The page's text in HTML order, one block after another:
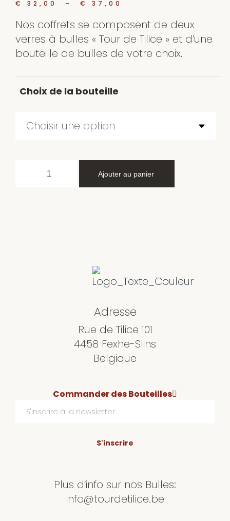
€ 32,00 – € 37,00
Nos coffrets se composent de deux
verres à bulles « Tour de Tilice » et d’une
bouteille de bulles de votre choix.
Choix de la bouteille
Ajouter au panier
Adresse
Rue de Tilice 101
4458 Fexhe-Slins
Belgique
Commander des Bouteilles
S'inscrire
Plus d’info sur nos Bulles:
info@tourdetilice.be